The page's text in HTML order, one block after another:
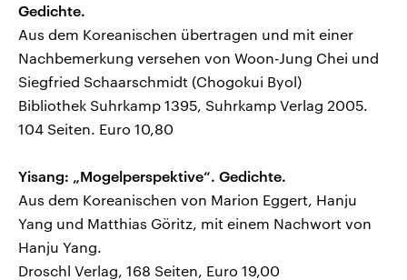
Gedichte.
Aus dem Koreanischen übertragen und mit einer
Nachbemerkung versehen von Woon-Jung Chei und
Siegfried Schaarschmidt (Chogokui Byol)
Bibliothek Suhrkamp 1395, Suhrkamp Verlag 2005.
104 Seiten. Euro 10,80
Yisang: „Mogelperspektive“. Gedichte.
Aus dem Koreanischen von Marion Eggert, Hanju
Yang und Matthias Göritz, mit einem Nachwort von
Hanju Yang.
Droschl Verlag, 168 Seiten, Euro 19,00